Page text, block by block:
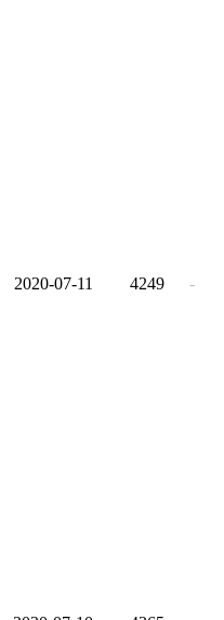
2020-07-11 4249 -